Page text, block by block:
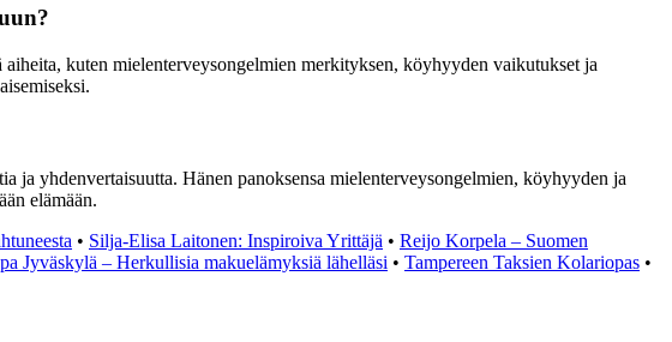
kuten mielenterveysongelmien merkityksen, köyhyyden vaikutukset ja
ja yhdenvertaisuutta. Hänen panoksensa mielenterveysongelmien, köyhyyden ja
elämään.
• Silja-Elisa Laitonen: Inspiroiva Yrittäjä • Reijo Korpela – Suomen
Jyväskylä – Herkullisia makuelämyksiä lähelläsi • Tampereen Taksien Kolariopas •